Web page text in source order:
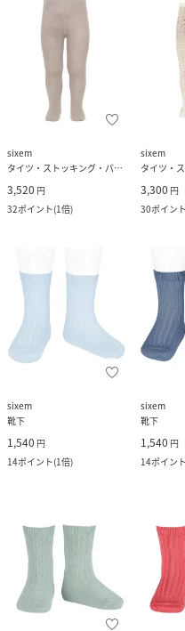
sixem
タイツ・ストッキング・パンスト
3,520 円
32ポイント(1倍)
sixem
3,300 円
30ポイント
sixem
靴下
1,540 円
14ポイント(1倍)
sixem
靴下
1,540 円
14ポイント